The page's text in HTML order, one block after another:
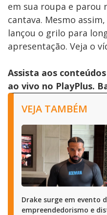
em sua roupa e parou
cantava. Mesmo
lançou o grilo para
apresentação. Veja o
Assista aos conteúdos
ao vivo no PlayPlus.
VEJA TAMBÉM
Drake surge em evento
empreendedorismo e